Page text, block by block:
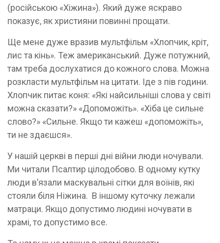
(російською «Хіжина»). Який дуже яскраво
показує, як християни повинні прощати.
Ще мене дуже вразив мультфільм «Хлопчик, кріт,
лис та кінь». Теж американський. Дуже потужний,
там треба дослухатися до кожного слова. Можна
розкласти мультфільм на цитати. Іде з пів години.
Хлопчик питає коня: «Які найсильніші слова у світі
можна сказати?» «Допоможіть». «Хіба це сильне
слово?» «Сильне. Якщо ти кажеш «допоможіть»,
ти не здаєшся».
У нашій церкві в перші дні війни люди ночували.
Ми читали Псалтир цілодобово. В одному кутку
люди в’язали маскувальні сітки для воїнів, які
стояли біля Ніжина. В іншому куточку лежали
матраци. Якщо допустимо людині ночувати в
храмі, то допустимо все.